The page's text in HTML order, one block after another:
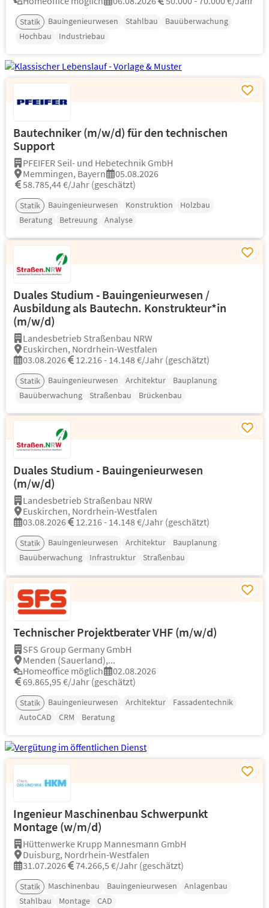
Statik Bauingenieurwesen Stahlbau
Bauüberwachung
Hochbau
Industriebau
Bautechniker (m/w/d) für den technischen
Support
PFEIFER Seil- und Hebetechnik GmbH
Memmingen, Bayern
05.08.2026
58.785,44 €/Jahr (geschätzt)
Statik Bauingenieurwesen Konstruktion
Holzbau
Beratung
Betreuung Analyse
Duales Studium - Bauingenieurwesen /
Ausbildung als Bautechn. Konstrukteur*in
(m/w/d)
Landesbetrieb Straßenbau NRW
Euskirchen, Nordrhein-Westfalen
03.08.2026
12.216 - 14.148 €/Jahr (geschätzt)
Statik Bauingenieurwesen Architektur
Bauplanung
Bauüberwachung
Straßenbau Brückenbau
Duales Studium - Bauingenieurwesen
(m/w/d)
Landesbetrieb Straßenbau NRW
Euskirchen, Nordrhein-Westfalen
03.08.2026
12.216 - 14.148 €/Jahr (geschätzt)
Statik Bauingenieurwesen Architektur
Bauplanung
Bauüberwachung
Infrastruktur Straßenbau
Technischer Projektberater VHF (m/w/d)
SFS Group Germany GmbH
Menden (Sauerland),...
Homeoffice möglich
02.08.2026
69.865,95 €/Jahr (geschätzt)
Statik Bauingenieurwesen Architektur
Fassadentechnik
AutoCAD
CRM Beratung
Ingenieur Maschinenbau Schwerpunkt
Montage (w/m/d)
Hüttenwerke Krupp Mannesmann GmbH
Duisburg, Nordrhein-Westfalen
31.07.2026
74.266,5 €/Jahr (geschätzt)
Statik Maschinenbau Bauingenieurwesen
Anlagenbau
Stahlbau
Montage CAD